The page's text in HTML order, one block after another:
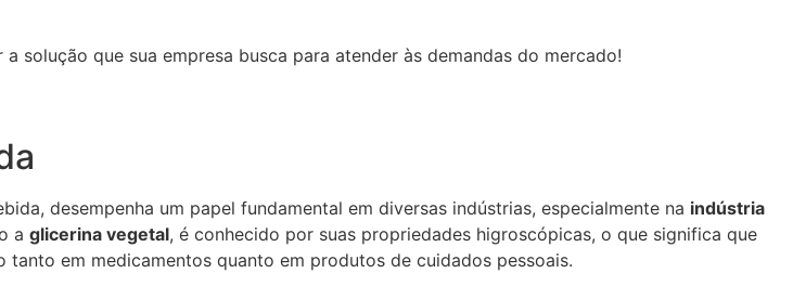
solução que sua empresa busca para atender às demandas do mercado!
desempenha um papel fundamental em diversas indústrias, especialmente na indústria
a glicerina vegetal, é conhecido por suas propriedades higroscópicas, o que significa que
em medicamentos quanto em produtos de cuidados pessoais.